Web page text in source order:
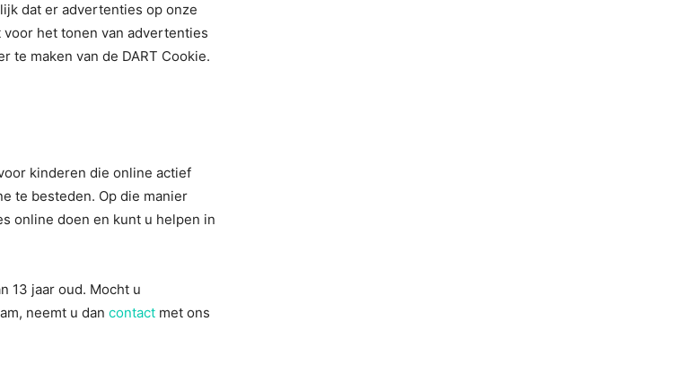
dat er advertenties op onze
het tonen van advertenties
te maken van de DART Cookie.
kinderen die online actief
te besteden. Op die manier
online doen en kunt u helpen in
13 jaar oud. Mocht u
neemt u dan contact met ons